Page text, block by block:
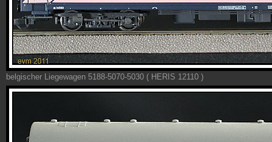
belgischer Liegewagen 5188-5070-5030 ( HERIS 12110 )